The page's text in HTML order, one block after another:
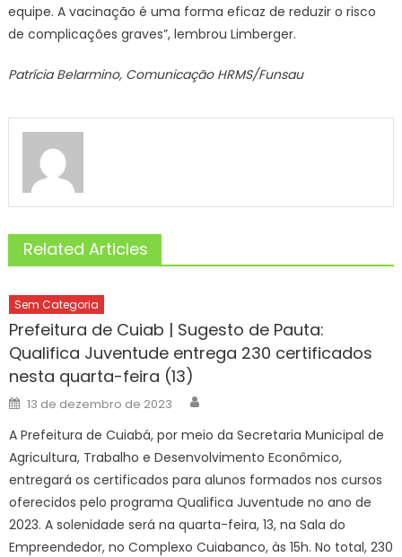
equipe. A vacinação é uma forma eficaz de reduzir o risco
de complicações graves”, lembrou Limberger.
Patrícia Belarmino, Comunicação HRMS/Funsau
Related Articles
Sem Categoria
Prefeitura de Cuiab | Sugesto de Pauta:
Qualifica Juventude entrega 230 certificados
nesta quarta-feira (13)
Posted
on
13 de dezembro de 2023
A Prefeitura de Cuiabá, por meio da Secretaria Municipal de
Agricultura, Trabalho e Desenvolvimento Econômico,
entregará os certificados para alunos formados nos cursos
oferecidos pelo programa Qualifica Juventude no ano de
2023. A solenidade será na quarta-feira, 13, na Sala do
Empreendedor, no Complexo Cuiabanco, às 15h. No total, 230